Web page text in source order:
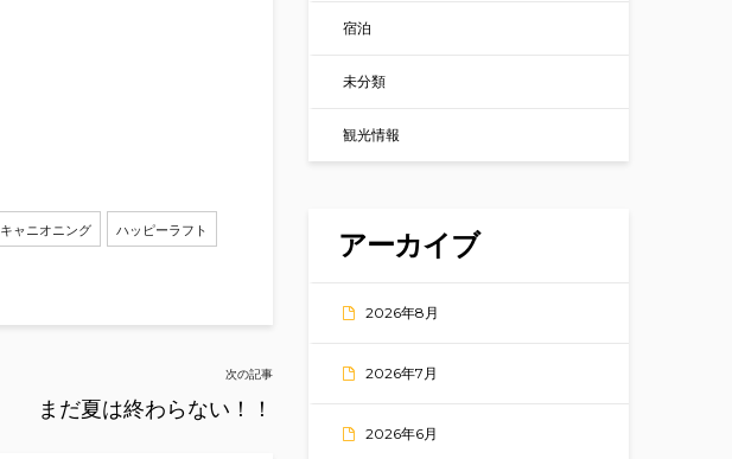
キャニオニング ハッピーラフト
次の記事
まだ夏は終わらない！！
宿泊
未分類
観光情報
アーカイブ
2026年8月
2026年7月
2026年6月